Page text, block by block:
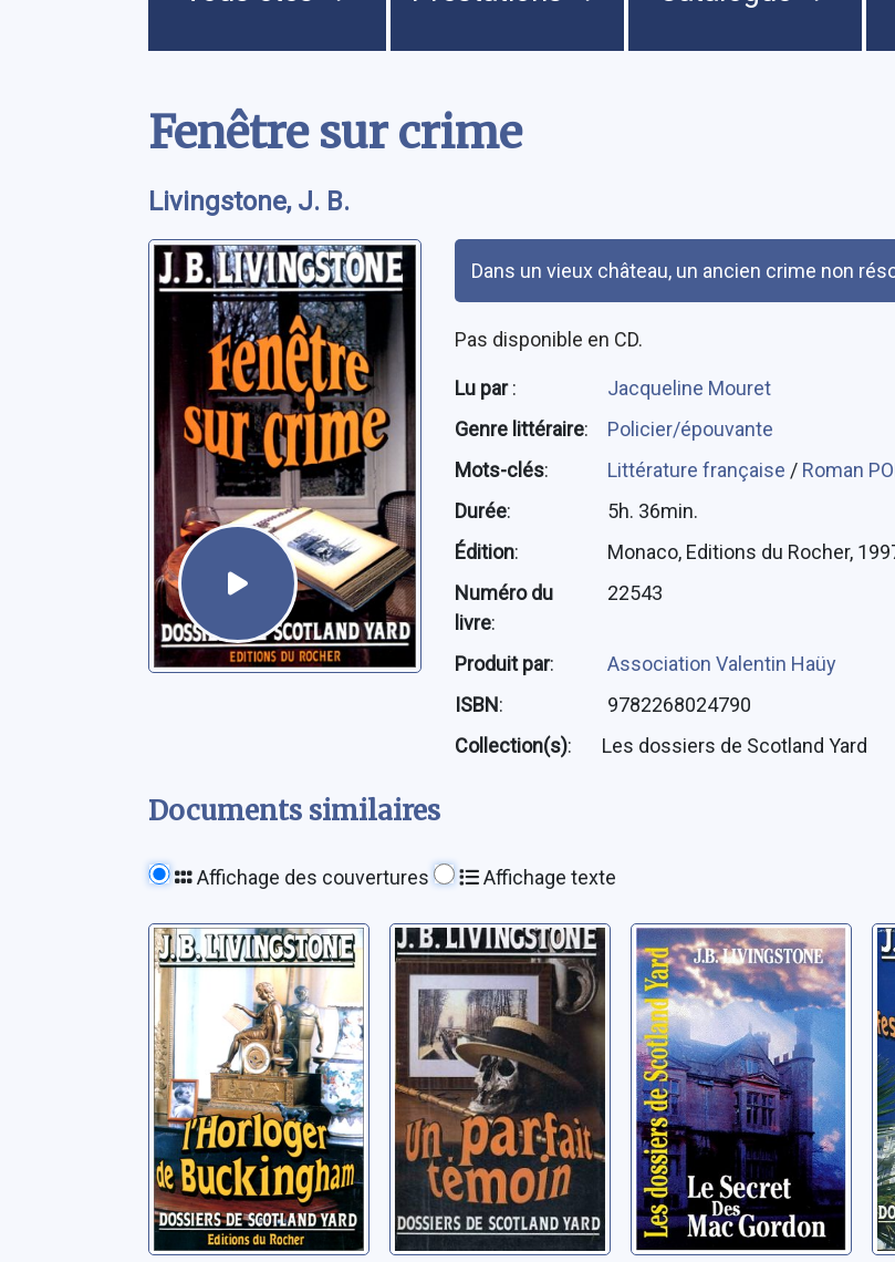
Fenêtre sur crime
Livingstone, J. B.
Dans un vieux château, un ancien crime non
Pas disponible en CD.
Lu par:
Jacqueline Mouret
Genre littéraire:
Policier/épouvante
Mots-clés: Littérature française / Roman
Durée:
5h. 36min.
Édition:
Monaco, Editions du Rocher,
Numéro du
livre:
22543
Produit par:
Association Valentin Haüy
ISBN:
9782268024790
Collection(s): Les dossiers de Scotland Yard
Documents similaires
Affichage des couvertures Affichage texte
L'horloger de
Buckingham
Livingstone, J. B.
Un parfait
témoin
Livingstone, J. B.
Le secret des
Mac Gordon
Livingstone, J. B.